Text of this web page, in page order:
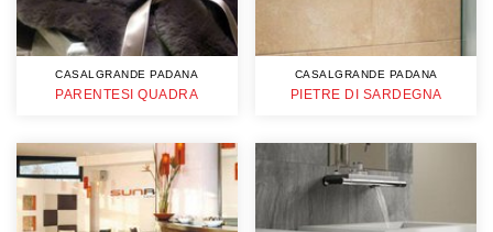
CASALGRANDE PADANA
PARENTESI QUADRA
CASALGRANDE PADANA
PIETRE DI SARDEGNA